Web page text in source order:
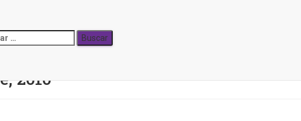
2010